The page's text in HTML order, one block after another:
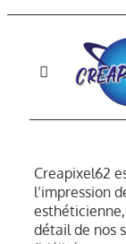
Passer
Toggle
Navigation
Creapixel62
l’impression
détail de nos